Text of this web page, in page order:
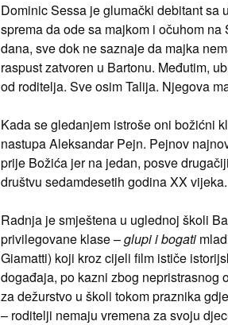
Dominic Sessa je glumački debitant sa
sprema da ode sa majkom i očuhom
dana, sve dok ne saznaje da majka
raspust zatvoren u Bartonu. Međutim,
od roditelja. Sve osim Talija. Njegova
Kada se gledanjem istroše oni božićni
nastupa Aleksandar Pejn. Pejnov
prije Božića jer na jedan, posve
društvu sedamdesetih godina XX vijeka.
Radnja je smještena u uglednoj školi
privilegovane klase –glupi i bogati
Giamatti) koji kroz cijeli film ističe
događaja, po kazni zbog nepristrasnog
za dežurstvo u školi tokom praznika
– roditelji nemaju vremena za svoju